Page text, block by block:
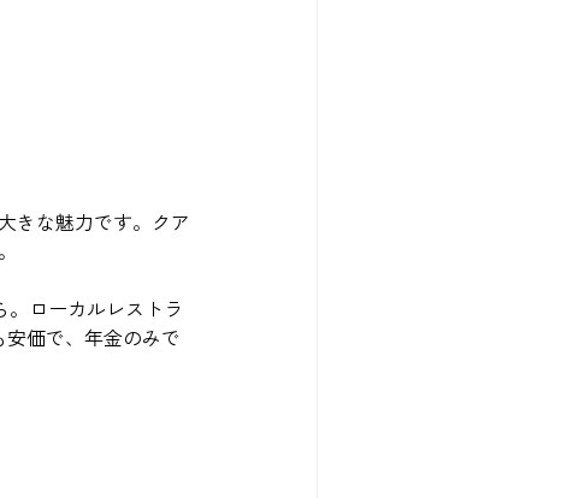
きな魅力です。クア
ローカルレストラ
安価で、年金のみで